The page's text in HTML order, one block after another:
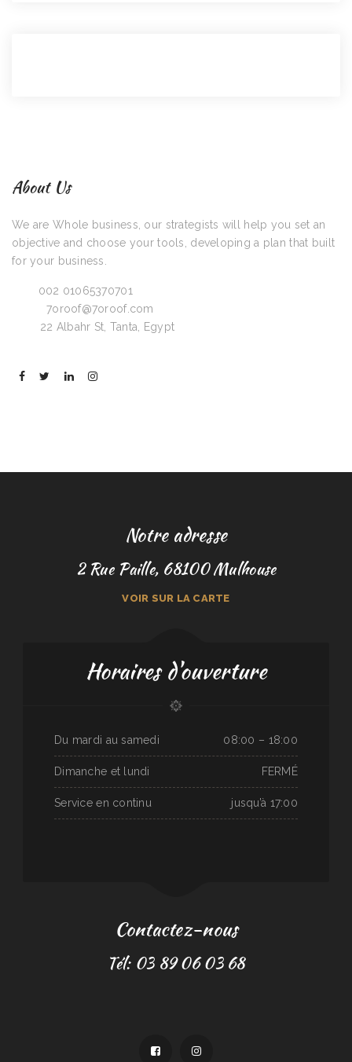
About Us
We are Whole business, our strategists will help you set an
objective and choose your tools, developing a plan that built
for your business.
002 01065370701
7oroof@7oroof.com
22 Albahr St, Tanta, Egypt
Notre adresse
2 Rue Paille, 68100 Mulhouse
VOIR SUR LA CARTE
Horaires d'ouverture
Du mardi au samedi 08:00 – 18:00
Dimanche et lundi FERMÉ
Service en continu jusqu’à 17:00
Contactez-nous
Tél: 03 89 06 03 68